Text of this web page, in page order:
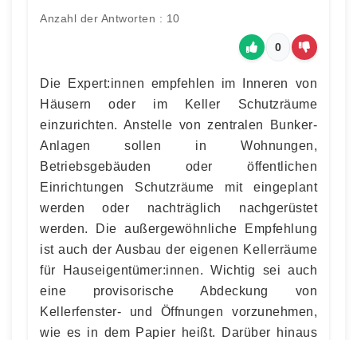
Anzahl der Antworten : 10
0
Die Expert:innen empfehlen im Inneren von
Häusern oder im Keller Schutzräume
einzurichten. Anstelle von zentralen Bunker-
Anlagen sollen in Wohnungen,
Betriebsgebäuden oder öffentlichen
Einrichtungen Schutzräume mit eingeplant
werden oder nachträglich nachgerüstet
werden. Die außergewöhnliche Empfehlung
ist auch der Ausbau der eigenen Kellerräume
für Hauseigentümer:innen. Wichtig sei auch
eine provisorische Abdeckung von
Kellerfenster- und Öffnungen vorzunehmen,
wie es in dem Papier heißt. Darüber hinaus